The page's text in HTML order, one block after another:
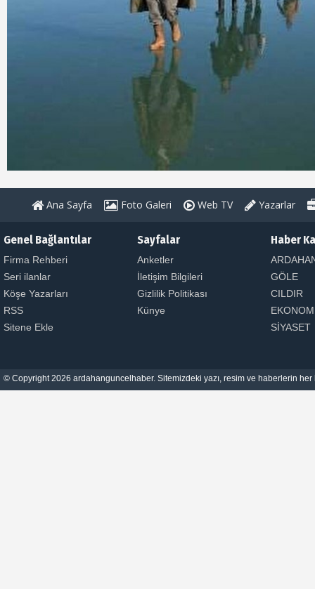
Ana Sayfa Foto Galeri Web TV Yazarlar
Genel Bağlantılar
Firma Rehberi
Seri ilanlar
Köşe Yazarları
RSS
Sitene Ekle
Sayfalar
Anketler
İletişim Bilgileri
Gizlilik Politikası
Künye
Haber
GÖLE
CILDIR
SİYASET
© Copyright 2026 ardahanguncelhaber. Sitemizdeki yazı, resim ve haberlerin her